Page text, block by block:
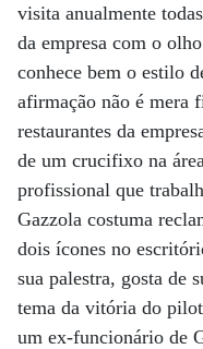
visita anualmente
da empresa com o
conhece bem o estilo
afirmação não é mera
restaurantes da
de um crucifixo na
profissional que
Gazzola costuma
dois ícones no
sua palestra, gosta de
tema da vitória do
um ex-funcionário de